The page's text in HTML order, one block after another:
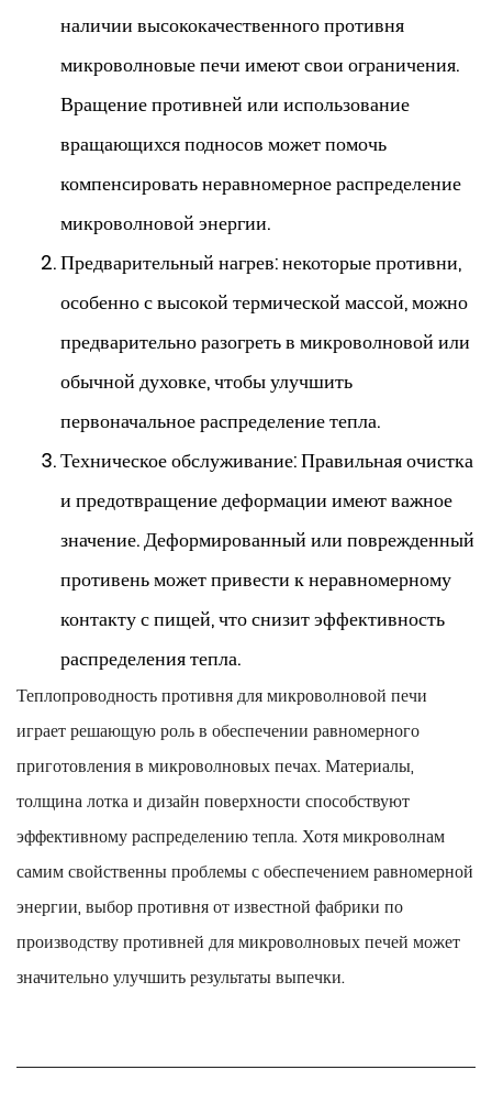
наличии высококачественного противня
микроволновые печи имеют свои ограничения.
Вращение противней или использование
вращающихся подносов может помочь
компенсировать неравномерное распределение
микроволновой энергии.
Предварительный нагрев: некоторые противни,
особенно с высокой термической массой, можно
предварительно разогреть в микроволновой или
обычной духовке, чтобы улучшить
первоначальное распределение тепла.
Техническое обслуживание: Правильная очистка
и предотвращение деформации имеют важное
значение. Деформированный или поврежденный
противень может привести к неравномерному
контакту с пищей, что снизит эффективность
распределения тепла.
Теплопроводность противня для микроволновой печи
играет решающую роль в обеспечении равномерного
приготовления в микроволновых печах. Материалы,
толщина лотка и дизайн поверхности способствуют
эффективному распределению тепла. Хотя микроволнам
самим свойственны проблемы с обеспечением равномерной
энергии, выбор противня от известной фабрики по
производству противней для микроволновых печей может
значительно улучшить результаты выпечки.